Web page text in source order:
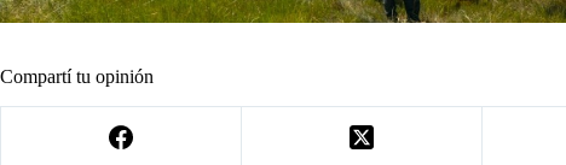
Compartí tu opinión